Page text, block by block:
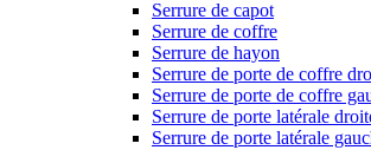
Serrure de capot
Serrure de coffre
Serrure de hayon
Serrure de porte de coffre
Serrure de porte de coffre
Serrure de porte latérale
Serrure de porte latérale